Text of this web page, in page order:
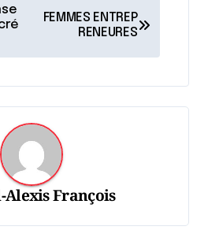
FEMMES ENTREP
RENEURES
Alexis François